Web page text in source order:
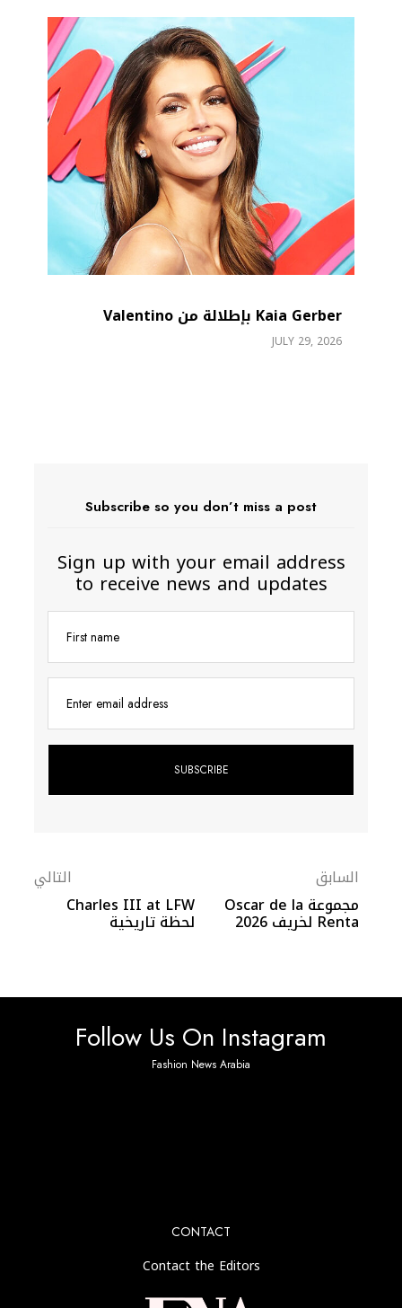
Kaia Gerber بإطلالة من Valentino
JULY 29, 2026
Subscribe so you don’t miss a post
Sign up with your email address
to receive news and updates
First name
Enter email address
السابق
مجموعة Oscar de la
Renta لخريف 2026
تحتفي بالزهور
التالي
Charles III at LFW
لحظة تاريخية
Follow Us On Instagram
Fashion News Arabia
CONTACT
Contact the Editors